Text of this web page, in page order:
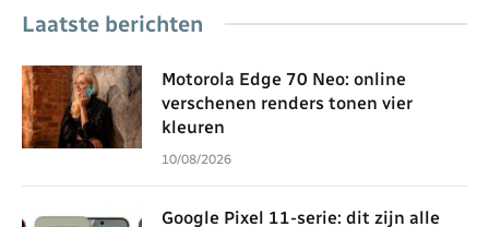
Laatste berichten
Motorola Edge 70 Neo: online
verschenen renders tonen vier
kleuren
10/08/2026
Google Pixel 11-serie: dit zijn alle